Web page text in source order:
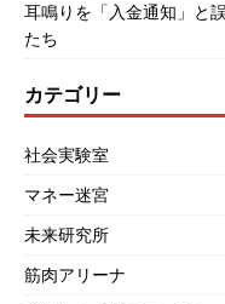
耳鳴りを「入金通知」と
たち
カテゴリー
社会実験室
マネー迷宮
未来研究所
筋肉アリーナ